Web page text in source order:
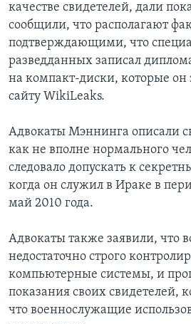
качестве свидетелей, дали
сообщили, что располагают
подтверждающими, что
разведданных записал
на компакт-диски, которые он
сайту WikiLeaks.
Адвокаты Мэннинга описали
как не вполне нормального
следовало допускать к
когда он служил в Ираке в
май 2010 года.
Адвокаты также заявили, что
недостаточно строго
компьютерные системы, и
показания своих свидетелей,
что военнослужащие